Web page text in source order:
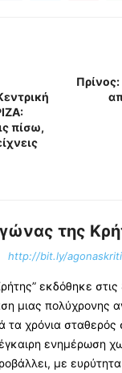
πίσω,
Πρίνος:
της
http://bit.ly/
εκδόθηκε στις
μιας πολύχρονης
τα χρόνια σταθερός
ενημέρωση
με